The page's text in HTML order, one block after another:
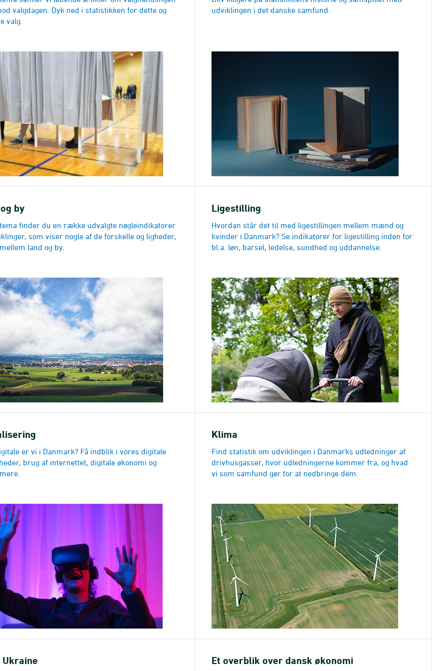
valgdagen. Dyk ned i statistikken for dette og
valg.
udviklingen i det danske samfund.
by
finder du en række udvalgte nøgleindikatorer
som viser nogle af de forskelle og ligheder,
land og by.
Ligestilling
Hvordan står det til med ligestillingen mellem mænd og
kvinder i Danmark? Se indikatorer for ligestilling inden for
bl.a. løn, barsel, ledelse, sundhed og uddannelse.
er vi i Danmark? Få indblik i vores digitale
brug af internettet, digitale økonomi og
Klima
Find statistik om udviklingen i Danmarks udledninger af
drivhusgasser, hvor udledningerne kommer fra, og hvad
vi som samfund gør for at nedbringe dem.
Et overblik over dansk økonomi